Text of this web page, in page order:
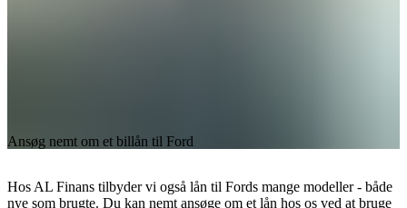
Ansøg nemt om et billån til Ford
Hos AL Finans tilbyder vi også lån til Fords mange modeller - både
nye som brugte. Du kan nemt ansøge om et lån hos os ved at bruge